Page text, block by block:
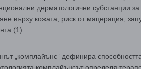
дерматологични субстанции
върху кожата, риск от мацерация,
(1).
„комплайънс” дефинира
комплайънсът определя